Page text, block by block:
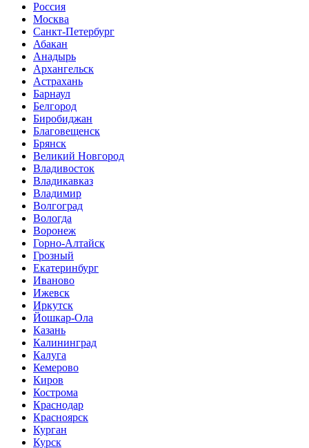
Россия
Москва
Санкт-Петербург
Абакан
Анадырь
Архангельск
Астрахань
Барнаул
Белгород
Биробиджан
Благовещенск
Брянск
Великий Новгород
Владивосток
Владикавказ
Владимир
Волгоград
Вологда
Воронеж
Горно-Алтайск
Грозный
Екатеринбург
Иваново
Ижевск
Иркутск
Йошкар-Ола
Казань
Калининград
Калуга
Кемерово
Киров
Кострома
Краснодар
Красноярск
Курган
Курск